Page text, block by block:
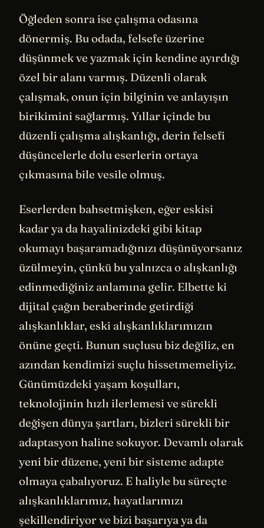
Öğleden sonra ise çalışma odasına
dönermiş. Bu odada, felsefe üzerine
düşünmek ve yazmak için kendine ayırdığı
özel bir alanı varmış. Düzenli olarak
çalışmak, onun için bilginin ve anlayışın
birikimini sağlarmış. Yıllar içinde bu
düzenli çalışma alışkanlığı, derin felsefi
düşüncelerle dolu eserlerin ortaya
çıkmasına bile vesile olmuş.
Eserlerden bahsetmişken, eğer eskisi
kadar ya da hayalinizdeki gibi kitap
okumayı başaramadığınızı düşünüyorsanız
üzülmeyin, çünkü bu yalnızca o alışkanlığı
edinmediğiniz anlamına gelir. Elbette ki
dijital çağın beraberinde getirdiği
alışkanlıklar, eski alışkanlıklarımızın
önüne geçti. Bunun suçlusu biz değiliz, en
azından kendimizi suçlu hissetmemeliyiz.
Günümüzdeki yaşam koşulları,
teknolojinin hızlı ilerlemesi ve sürekli
değişen dünya şartları, bizleri sürekli bir
adaptasyon haline sokuyor. Devamlı olarak
yeni bir düzene, yeni bir sisteme adapte
olmaya çabalıyoruz. E haliyle bu süreçte
alışkanlıklarımız, hayatlarımızı
şekillendiriyor ve bizi başarıya ya da